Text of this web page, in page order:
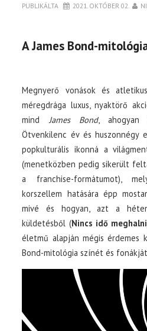
PUBLIKÁLTA 2021. OKTÓBER 02.
A James Bond-
Megnyerő vonások és
méregdrága luxus, nyaktörő
mindJames Bond, ahogyan
Ötvenkilenc év és huszonnégy
popkulturális ikonná a
(menetközben pedig sikerült
a franchise-formátumot),
korszellem hatására épp
mivé és hogyan, azt a
küldetésből (Nincs idő meghalni
életmű alapján mégis érdemes
Bond-mitológia színét és